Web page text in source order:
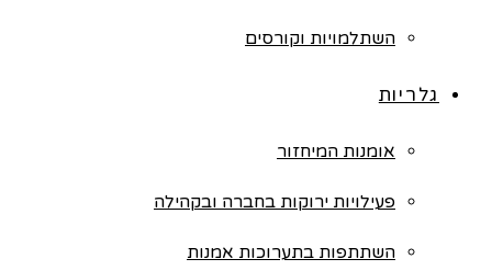
השתלמויות וקורסים
גלריות
אומנות המיחזור
פעילויות ירוקות בחברה ובקהילה
השתתפות בתערוכות אמנות